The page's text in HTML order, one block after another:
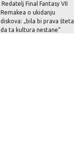
Redatelj Final Fantasy VII
Remakea o ukidanju
diskova: „bila bi prava šteta
da ta kultura nestane“